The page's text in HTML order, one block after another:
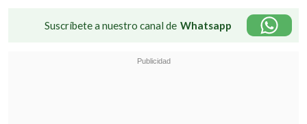
Suscríbete a nuestro canal de Whatsapp